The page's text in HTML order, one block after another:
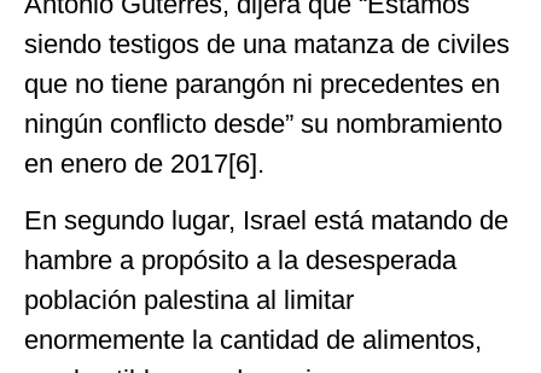
siendo testigos de una matanza de civiles
que no tiene parangón ni precedentes en
ningún conflicto desde” su nombramiento
en enero de 2017[6].
En segundo lugar, Israel está matando de
hambre a propósito a la desesperada
población palestina al limitar
enormemente la cantidad de alimentos,